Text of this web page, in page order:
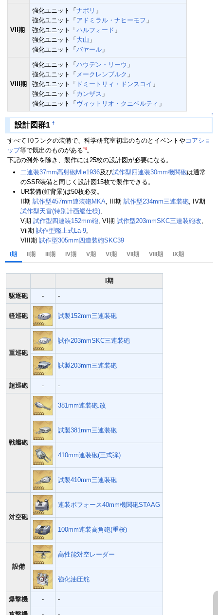
VII期
強化ユニット「 ナポリ 」
強化ユニット「 アドミラル・ナヒーモフ 」
強化ユニット「 ハルフォード 」
強化ユニット「 大山 」
強化ユニット「 バヤール 」
VIII期
強化ユニット「 ハウデン・リーウ 」
強化ユニット「 メークレンブルク 」
強化ユニット「 ドミートリィ・ドンスコイ 」
強化ユニット「 カンザス 」
強化ユニット「 ヴィットリオ・クニベルティ 」
↑
設計図群1 †
すべてT0ランクの装備で、科学研究室初出のものとイベントやコアショ
ップ等で既出のものがある*4。
下記の例外を除き、製作には25枚の設計図が必要になる。
二連装37mm高射砲Mle1936及び試作型四連装30mm機関砲は通常
のSSR装備と同じく設計図15枚で製作できる。
UR装備(虹背景)は50枚必要。
II期 試作型457mm連装砲MKA, III期 試作型234mm三連装砲, IV期
試作型天雷(特別計画艦仕様),
V期 試作型四連装152mm砲, VI期 試作型203mmSKC三連装砲改,
Vii期 試作型艦上式La-9,
VIII期 試作型305mm四連装砲SKC39
I期 II期 III期 IV期 V期 VI期 VII期 VIII期 IX期
I期
駆逐砲 - -
軽巡砲 試製152mm三連装砲
重巡砲
試作203mmSKC三連装砲
試製203mm三連装砲
超巡砲 - -
戦艦砲
381mm連装砲.改
試製381mm三連装砲
410mm連装砲(三式弾)
試製410mm三連装砲
対空砲
連装ボフォース40mm機関砲STAAG
100mm連装高角砲(重桜)
設備
高性能対空レーダー
強化油圧舵
爆撃機 - -